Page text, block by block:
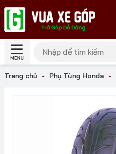
MENU
Trang chủ - Phụ Tùng Honda -